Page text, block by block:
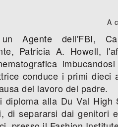
A
Agente dell'FBI,
Patricia A. Howell,
conduce i primi dieci
del lavoro del padre.
diploma alla Du Val High
di separarsi dai genitori